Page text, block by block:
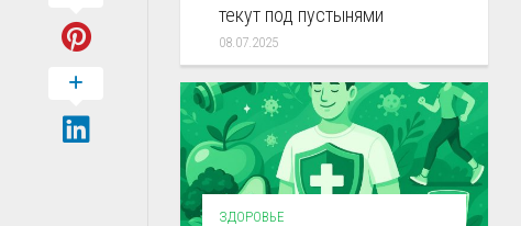
текут под пустынями
08.07.2025
ЗДОРОВЬЕ